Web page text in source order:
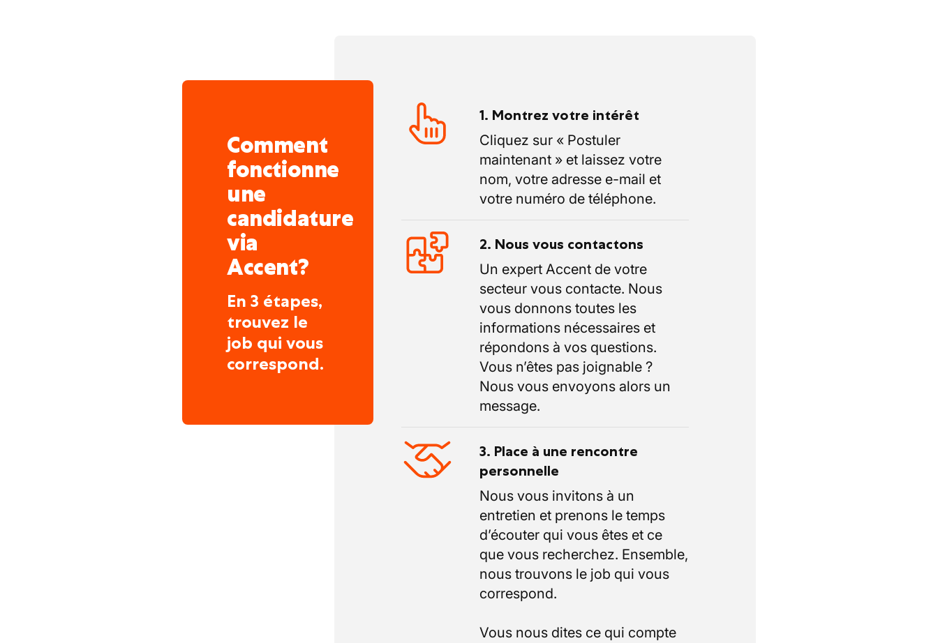
Comment
fonctionne
une
candidature
via
Accent?
En 3 étapes,
trouvez le
job qui vous
correspond.
1. Montrez votre intérêt
Cliquez sur « Postuler
maintenant » et laissez votre
nom, votre adresse e-mail et
votre numéro de téléphone.
2. Nous vous contactons
Un expert Accent de votre
secteur vous contacte. Nous
vous donnons toutes les
informations nécessaires et
répondons à vos questions.
Vous n’êtes pas joignable ?
Nous vous envoyons alors un
message.
3. Place à une rencontre
personnelle
Nous vous invitons à un
entretien et prenons le temps
d’écouter qui vous êtes et ce
que vous recherchez. Ensemble,
nous trouvons le job qui vous
correspond.
Vous nous dites ce qui compte